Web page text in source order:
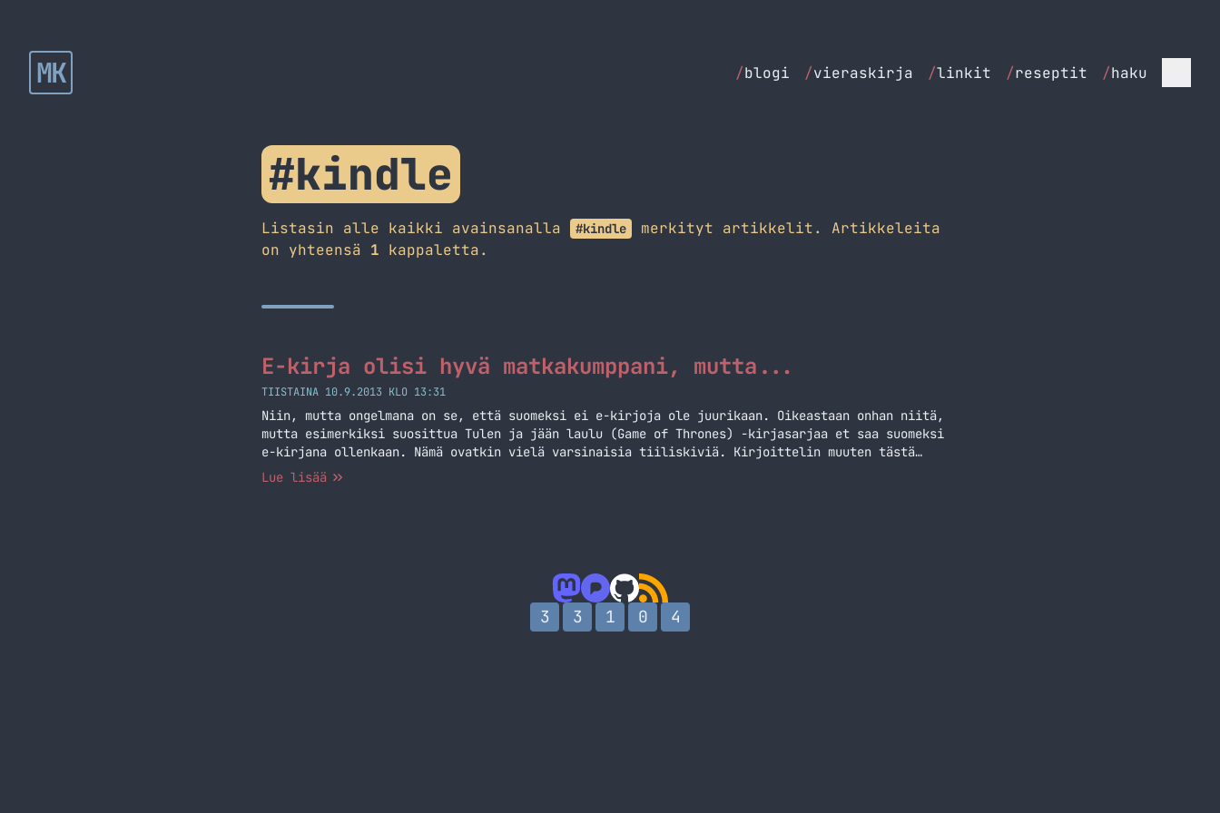
MK /blogi /vieraskirja /linkit /reseptit /haku
#kindle
Listasin alle kaikki avainsanalla #kindle
merkityt artikkelit. Artikkeleita
on yhteensä 1 kappaletta.
E-kirja olisi hyvä matkakumppani, mutta...
TIISTAINA 10.9.2013 KLO 13:31
Niin, mutta ongelmana on se, että suomeksi ei e-kirjoja ole juurikaan. Oikeastaan onhan niitä,
mutta esimerkiksi suosittua Tulen ja jään laulu (Game of Thrones) -kirjasarjaa et saa suomeksi
e-kirjana ollenkaan. Nämä ovatkin vielä varsinaisia tiiliskiviä. Kirjoittelin muuten tästä
aiheesta jo viime vuonna. Olin lomalla pari viikkoa Kreikassa ja matkalaukkuuni eksyi jokunen
Lue lisää
3 3 1 0 4